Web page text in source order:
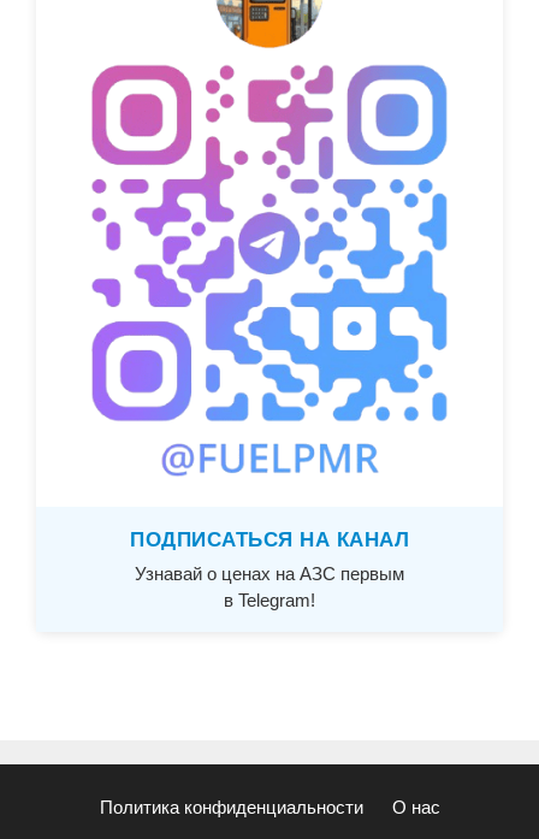
ПОДПИСАТЬСЯ НА КАНАЛ
Узнавай о ценах на АЗС первым
в Telegram!
Политика конфиденциальности О нас